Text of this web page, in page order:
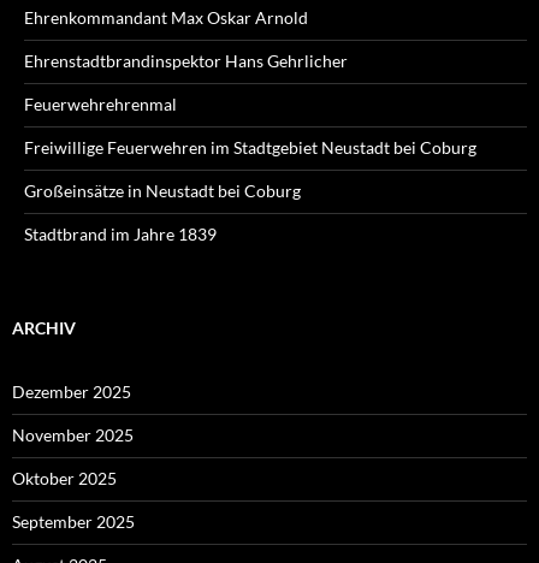
Ehrenkommandant Max Oskar Arnold
Ehrenstadtbrandinspektor Hans Gehrlicher
Feuerwehrehrenmal
Freiwillige Feuerwehren im Stadtgebiet Neustadt bei Coburg
Großeinsätze in Neustadt bei Coburg
Stadtbrand im Jahre 1839
ARCHIV
Dezember 2025
November 2025
Oktober 2025
September 2025